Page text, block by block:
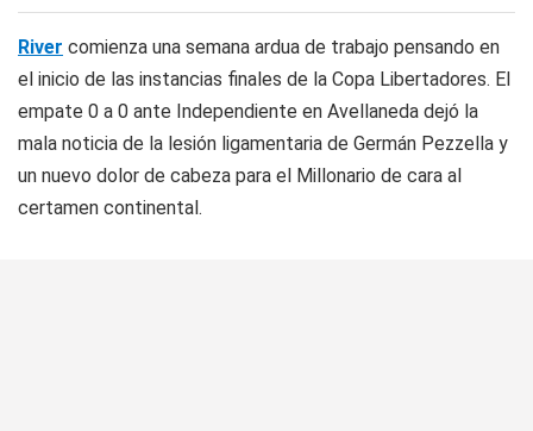
River comienza una semana ardua de trabajo pensando en
el inicio de las instancias finales de la Copa Libertadores. El
empate 0 a 0 ante Independiente en Avellaneda dejó la
mala noticia de la lesión ligamentaria de Germán Pezzella y
un nuevo dolor de cabeza para el Millonario de cara al
certamen continental.